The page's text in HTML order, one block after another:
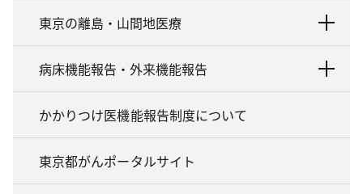
東京の離島・山間地医療
病床機能報告・外来機能報告
かかりつけ医機能報告制度について
東京都がんポータルサイト